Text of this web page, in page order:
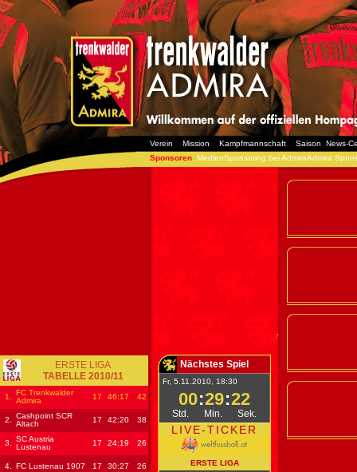
Verein Mission Kampfmannschaft Saison
News-
Sponsoren MedienSponsoring bei AdmiraAdmira
ERSTE LIGA
TABELLE 2010/11
1.
FC Trenkwalder
Admira
17 46:17 42
2.
Cashpoint SCR
Altach
17 42:20 38
3.
SC Austria
Lustenau
17 24:19 26
4. FC Lustenau 1907 17 30:27 26
Nächstes Spiel
Fr, 5.11.2010, 18:30
00:29:22
Std. Min. Sek.
LIVE-TICKER
ERSTE LIGA